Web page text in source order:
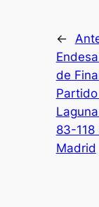
←
de
83-118
Madrid